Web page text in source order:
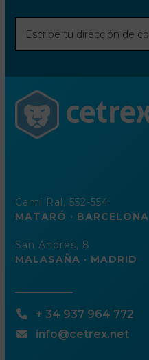
dirección
electrónico
Camí Ral, 552-554
MATARÓ · BARCELONA
San Andrés, 8
MALASAÑA · MADRID
+ 34 937 964 772
info@cetrex.net